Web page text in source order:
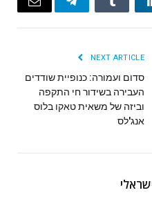
Tumblr
Telegram
Email
NEXT ARTICLE
סדום ועמורה: כנופיית שודדים
העבירה בשידור חי התקפה
וביזה של משאית טאקו בלוס
אנג'לס